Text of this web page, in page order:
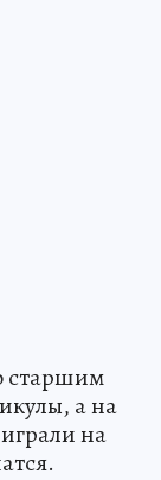
старшим
а на
на